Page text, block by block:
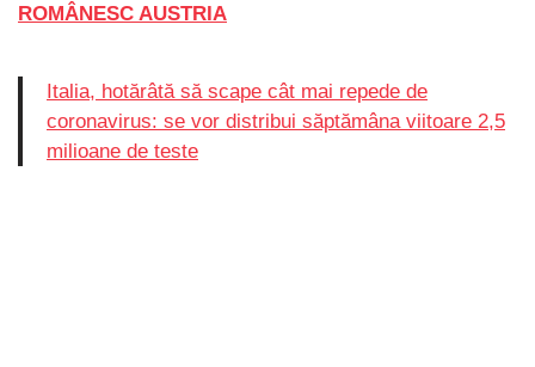
ROMÂNESC AUSTRIA
Italia, hotărâtă să scape cât mai repede de
coronavirus: se vor distribui săptămâna viitoare 2,5
milioane de teste